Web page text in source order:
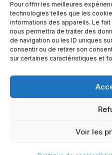
Pour offrir les meilleures
technologies telles que les
informations des appareils. Le
nous permettra de traiter des
de navigation ou les ID uniques
consentir ou de retirer son
sur certaines caractéristiques et
Voir les
Nos service s
Portf olio
Contact